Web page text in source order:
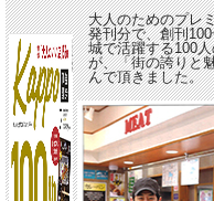
大人のためのプレ
発刊分で、創刊
城で活躍する100
が、「街の誇りと
んで頂きました。